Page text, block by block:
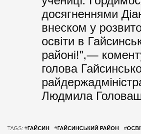
досягненнями
внеском у
освіти в
районі!”,—
голова
Людмила
TAGS: #ГАЙСИН #ГАЙСИНСЬКИЙ РАЙОН #